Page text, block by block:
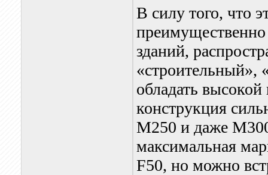
В силу того, что
зданий,
обладать
конструкция
М250 и даже
максимальная
F50, но можно